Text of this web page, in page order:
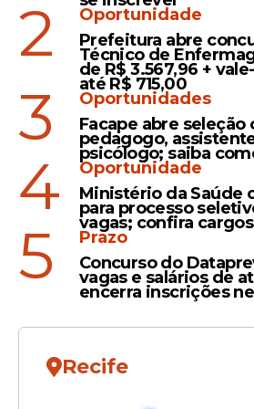
Ataque em
Barreiros:
dizem que
desenhava
nazistas em
Urgente
Ataque com
estadual
Barreiros
Veja Também
2
Oportunidade
Prefeitura abre
Técnico de
de R$ 3.567,96 +
até R$ 715,00
3
Oportunidades
Facape abre seleção
pedagogo,
psicólogo; saiba
4
Oportunidade
Ministério da Saúde
para processo
vagas; confira cargos
5
Prazo
Concurso do
vagas e salários de
encerra inscrições
Recife